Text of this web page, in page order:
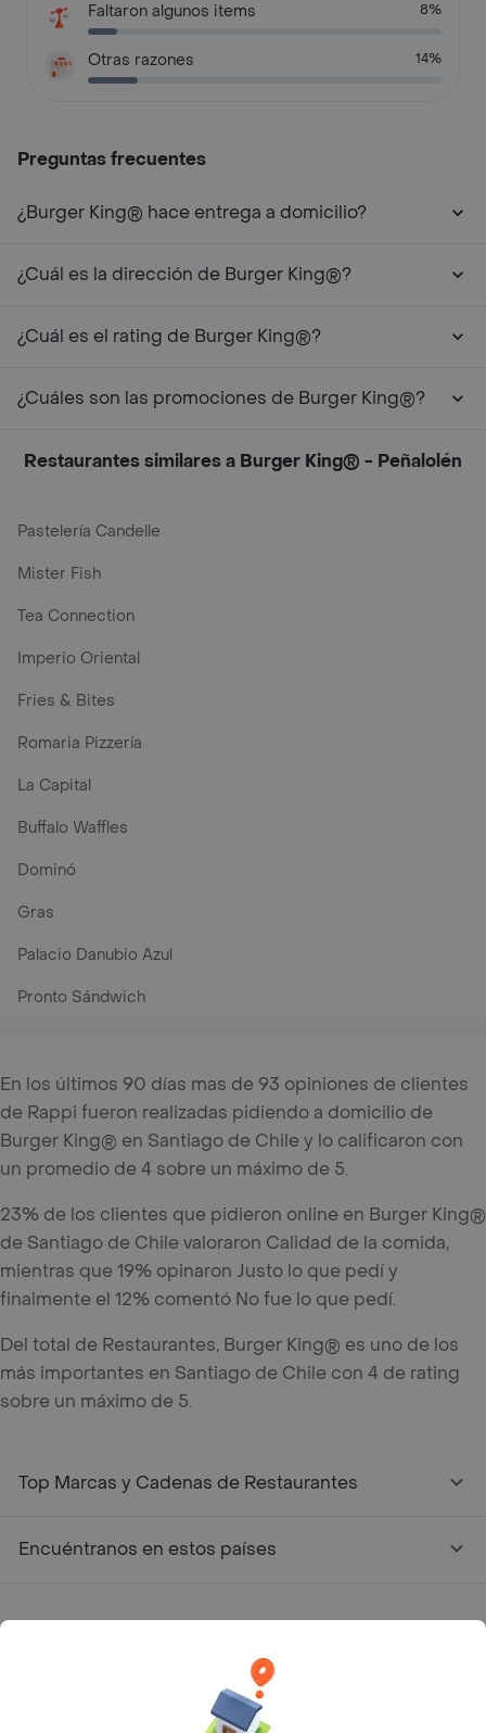
Faltaron algunos items 8%
Otras razones 14%
Preguntas frecuentes
¿Burger King® hace entrega a domicilio?
¿Cuál es la dirección de Burger King®?
¿Cuál es el rating de Burger King®?
¿Cuáles son las promociones de Burger King®?
Restaurantes similares a Burger King® - Peñalolén
Pastelería Candelle
Mister Fish
Tea Connection
Imperio Oriental
Fries & Bites
Romaria Pizzería
La Capital
Buffalo Waffles
Dominó
Gras
Palacio Danubio Azul
Pronto Sándwich
En los últimos 90 días mas de 93 opiniones de clientes
de Rappi fueron realizadas pidiendo a domicilio de
Burger King® en Santiago de Chile y lo calificaron con
un promedio de 4 sobre un máximo de 5.
23% de los clientes que pidieron online en Burger King®
de Santiago de Chile valoraron Calidad de la comida,
mientras que 19% opinaron Justo lo que pedí y
finalmente el 12% comentó No fue lo que pedí.
Del total de Restaurantes, Burger King® es uno de los
más importantes en Santiago de Chile con 4 de rating
sobre un máximo de 5.
Top Marcas y Cadenas de Restaurantes
Encuéntranos en estos países
Google play